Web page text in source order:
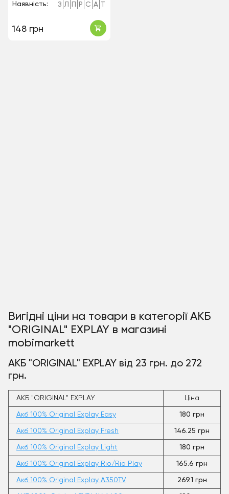
Наявність: З Л Р С А
148 грн
Вигідні ціни на товари в категорії АКБ
"ORIGINAL" EXPLAY в магазині
mobimarkett
АКБ "ORIGINAL" EXPLAY від 23 грн. до 272
грн.
АКБ "ORIGINAL" EXPLAY Ціна
Акб 100% Original Explay Easy 180 грн
Акб 100% Original Explay Fresh 146.25 грн
Акб 100% Original Explay Light 180 грн
Акб 100% Original Explay Rio/Rio Play 165.6 грн
Акб 100% Original Explay A350TV 269.1 грн